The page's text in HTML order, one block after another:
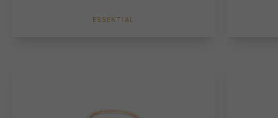
ESSENTIAL